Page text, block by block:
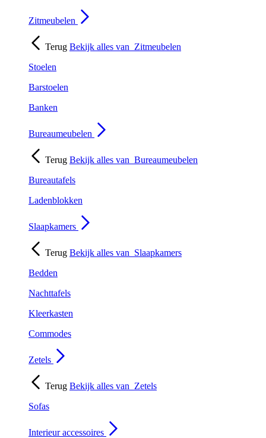
Zitmeubelen
Terug Bekijk alles van Zitmeubelen
Stoelen
Barstoelen
Banken
Bureaumeubelen
Terug Bekijk alles van Bureaumeubelen
Bureautafels
Ladenblokken
Slaapkamers
Terug Bekijk alles van Slaapkamers
Bedden
Nachttafels
Kleerkasten
Commodes
Zetels
Terug Bekijk alles van Zetels
Sofas
Interieur accessoires